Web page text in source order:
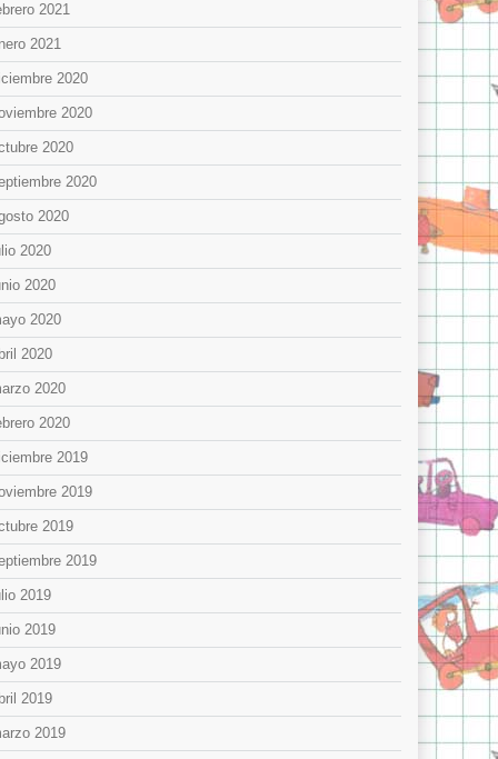
2021
2021
2020
2020
2020
2020
2020
2020
2020
2020
2020
2020
2020
2019
2019
2019
2019
2019
2019
2019
2019
2019